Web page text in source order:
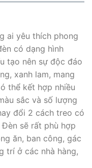
ai yêu thích phong
có dạng hình
tạo nên sự độc đáo
xanh lam, mang
thể kết hợp nhiều
sắc và số lượng
đổi 2 cách treo có
sẽ rất phù hợp
ăn, ban công, gác
trí ở các nhà hàng,